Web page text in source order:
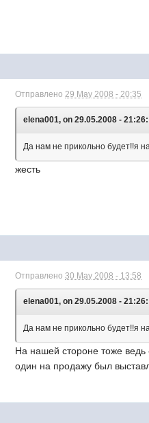
Отправлено29 May 2008 - 20:35
elena001, on 29.05.2008 - 21:26:
Да нам не прикольно будет!!я
жесть
Отправлено30 May 2008 - 13:58
elena001, on 29.05.2008 - 21:26:
Да нам не прикольно будет!!я
На нашей стороне тоже ведь
один на продажу был